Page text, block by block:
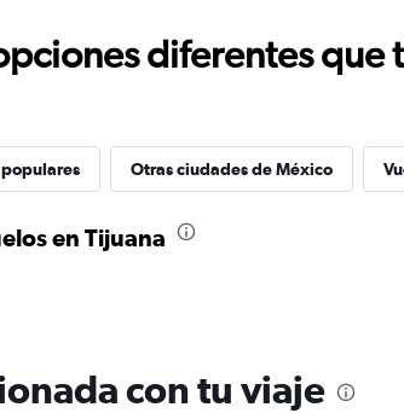
diferentes
Otras ciudades de México
en Tijuana
con tu viaje